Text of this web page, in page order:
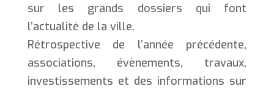
sur les grands dossiers qui font
l’actualité de la ville.
Rétrospective de l’année précédente,
associations, évènements, travaux,
investissements et des informations sur